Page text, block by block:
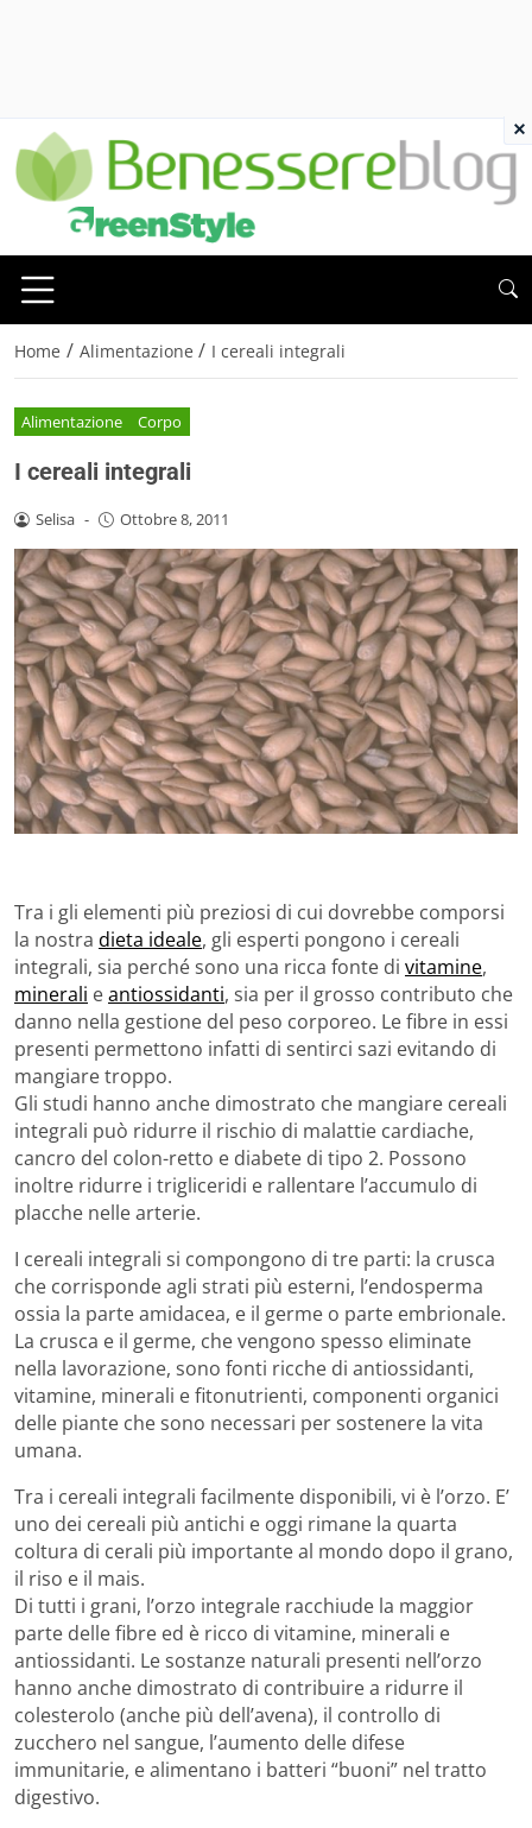
Home / Alimentazione / I cereali integrali
Alimentazione Corpo
I cereali integrali
Selisa - Ottobre 8, 2011
Tra i gli elementi più preziosi di cui dovrebbe comporsi
la nostra dieta ideale, gli esperti pongono i cereali
integrali, sia perché sono una ricca fonte di vitamine,
minerali eantiossidanti, sia per il grosso contributo che
danno nella gestione del peso corporeo. Le fibre in essi
presenti permettono infatti di sentirci sazi evitando di
mangiare troppo.
Gli studi hanno anche dimostrato che mangiare cereali
integrali può ridurre il rischio di malattie cardiache,
cancro del colon-retto e diabete di tipo 2. Possono
inoltre ridurre i trigliceridi e rallentare l’accumulo di
placche nelle arterie.
I cereali integrali si compongono di tre parti: la crusca
che corrisponde agli strati più esterni, l’endosperma
ossia la parte amidacea, e il germe o parte embrionale.
La crusca e il germe, che vengono spesso eliminate
nella lavorazione, sono fonti ricche di antiossidanti,
vitamine, minerali e fitonutrienti, componenti organici
delle piante che sono necessari per sostenere la vita
umana.
Tra i cereali integrali facilmente disponibili, vi è l’orzo. E’
uno dei cereali più antichi e oggi rimane la quarta
coltura di cerali più importante al mondo dopo il grano,
il riso e il mais.
Di tutti i grani, l’orzo integrale racchiude la maggior
parte delle fibre ed è ricco di vitamine, minerali e
antiossidanti. Le sostanze naturali presenti nell’orzo
hanno anche dimostrato di contribuire a ridurre il
colesterolo (anche più dell’avena), il controllo di
zucchero nel sangue, l’aumento delle difese
immunitarie, e alimentano i batteri “buoni” nel tratto
digestivo.
×